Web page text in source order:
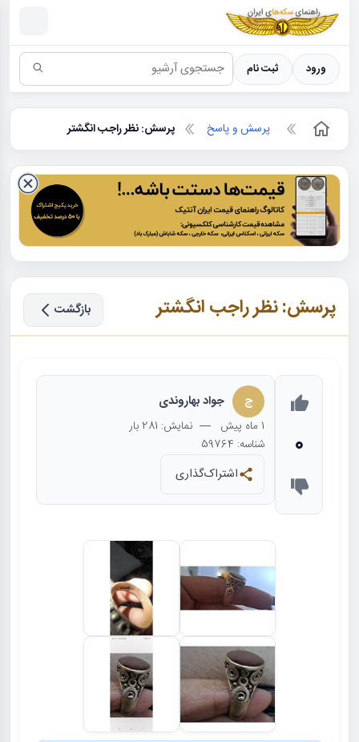
سکه ها ؛ راهنمای سکه شناسی
ورود ثبت نام
پرسش و پاسخ پرسش: نظر راجب انگشتر
پرسش: نظر راجب انگشتر بازگشت
0
ج جواد بهاروندی
1 ماه پیش — نمایش: 281 بار
شناسه: 59764
اشتراک‌گذاری